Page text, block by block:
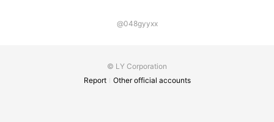
@048gyyxx
© LY Corporation
Report
Other official accounts